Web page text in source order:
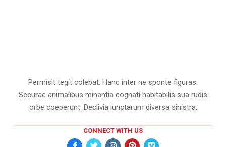
Permisit tegit colebat. Hanc inter ne sponte figuras.
Securae animalibus minantia cognati habitabilis sua rudis
orbe coeperunt. Declivia iunctarum diversa sinistra.
CONNECT WITH US